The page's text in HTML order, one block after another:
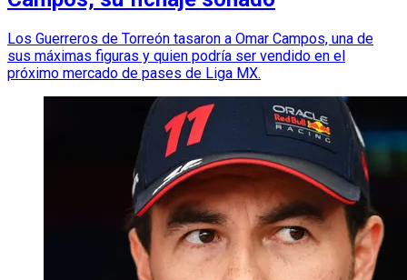
Los Guerreros de Torreón tasaron a Omar Campos, una de
sus máximas figuras y quien podría ser vendido en el
próximo mercado de pases de Liga MX.